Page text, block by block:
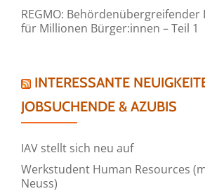
REGMO:
für Millionen Bürger:innen – Teil 1
INTERESSANTE
JOBSUCHENDE & AZUBIS
IAV stellt sich neu auf
Werkstudent Human Resources
Neuss)